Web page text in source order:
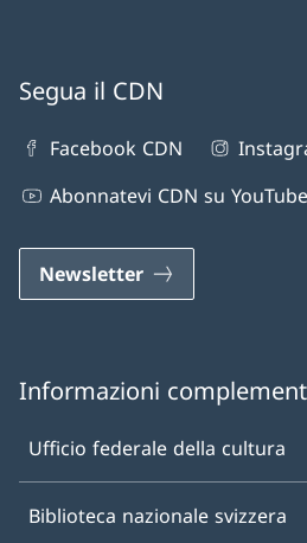
Segua il CDN
Facebook CDN
Abonnatevi CDN su YouTube
Newsletter
Informazioni
Ufficio federale della cultura
Biblioteca nazionale svizzera